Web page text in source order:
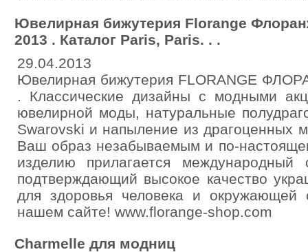
Ювелирная бижутерия Florange
2013 . Каталог Paris, Paris. . .
29.04.2013
Ювелирная бижутерия FLORANGE
. Классические дизайны с модными
ювелирной моды, натуральные
Swarovski и напыление из драгоценных
Ваш образ незабываемым и по-
изделию прилагается международный
подтверждающий высокое качество
для здоровья человека и
нашем сайте! www.florange-shop.com
Charmelle для модниц